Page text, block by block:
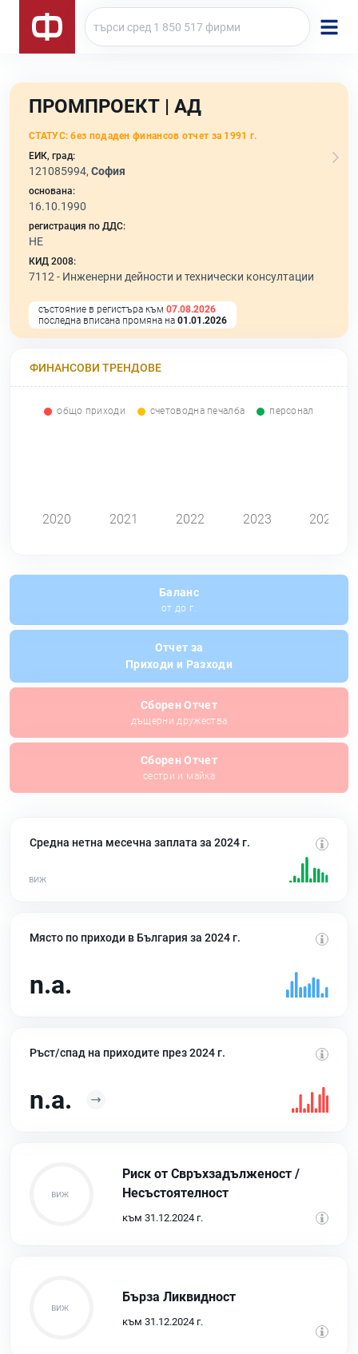
ПРОМПРОЕКТ | АД
СТАТУС: без подаден финансов отчет за 1991 г.
ЕИК, град:
121085994, София
основана:
16.10.1990
регистрация по ДДС:
НЕ
КИД 2008:
7112 - Инженерни дейности и технически консултации
състояние в регистъра към 07.08.2026
последна вписана промяна на 01.01.2026
ФИНАНСОВИ ТРЕНДОВЕ
общо приходи счетоводна печалба персонал
2020 2021 2022 2023 2024
Баланс
от до г.
Отчет за
Приходи и Разходи
Сборен Отчет
дъщерни дружества
Сборен Отчет
сестри и майка
Средна нетна месечна заплата за 2024 г.
Място по приходи в България за 2024 г.
n.a.
Ръст/спад на приходите през 2024 г.
n.a.
Риск от Свръхзадълженост /
Несъстоятелност
към 31.12.2024 г.
Бърза Ликвидност
към 31.12.2024 г.